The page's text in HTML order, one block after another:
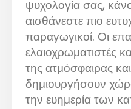
ψυχολογία σας,
αισθάνεστε πιο
παραγωγικοί. Οι
ελαιοχρωματιστές
της ατμόσφαιρας
δημιουργήσουν
την ευημερία των